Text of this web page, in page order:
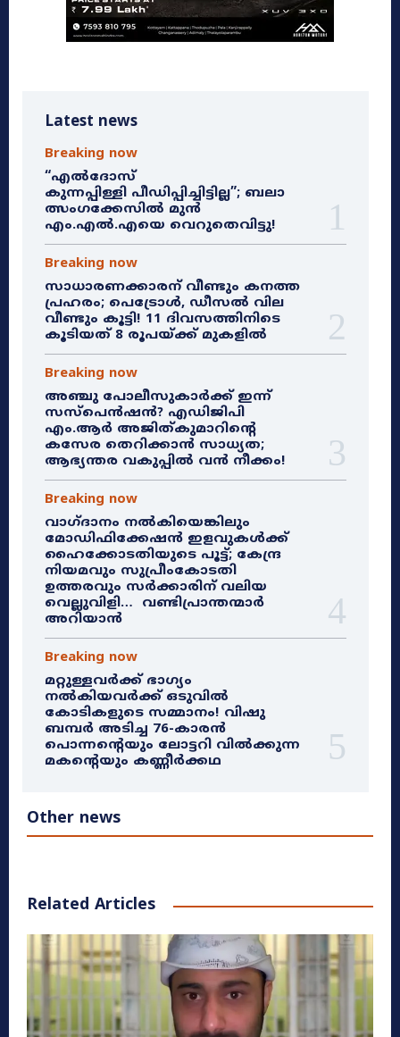
Latest news
Breaking now
“എൽദോസ്
കുന്നപ്പിള്ളി പീഡിപ്പിച്ചിട്ടില്ല”; ബലാ
ത്സംഗക്കേസിൽ മുൻ
എം.എൽ.എയെ വെറുതെവിട്ടു!
Breaking now
സാധാരണക്കാരന് വീണ്ടും കനത്ത
പ്രഹരം; പെട്രോൾ, ഡീസൽ വില
വീണ്ടും കൂട്ടി! 11 ദിവസത്തിനിടെ
കൂടിയത് 8 രൂപയ്ക്ക് മുകളിൽ
Breaking now
അഞ്ചു പോലീസുകാർക്ക് ഇന്ന്
സസ്‌പെൻഷൻ? എഡിജിപി
എം.ആർ അജിത്കുമാറിൻ്റെ
കസേര തെറിക്കാൻ സാധ്യത;
ആഭ്യന്തര വകുപ്പിൽ വൻ നീക്കം!
Breaking now
വാഗ്ദാനം നൽകിയെങ്കിലും
മോഡിഫിക്കേഷൻ ഇളവുകൾക്ക്
ഹൈക്കോടതിയുടെ പൂട്ട്; കേന്ദ്ര
നിയമവും സുപ്രീംകോടതി
ഉത്തരവും സർക്കാരിന് വലിയ
വെല്ലുവിളി… വണ്ടിപ്രാന്തന്മാർ
അറിയാൻ
Breaking now
മറ്റുള്ളവർക്ക് ഭാഗ്യം
നൽകിയവർക്ക് ഒടുവിൽ
കോടികളുടെ സമ്മാനം! വിഷു
ബമ്പർ അടിച്ച 76-കാരൻ
പൊന്നന്റെയും ലോട്ടറി വിൽക്കുന്ന
മകന്റെയും കണ്ണീർക്കഥ
Other news
Related Articles